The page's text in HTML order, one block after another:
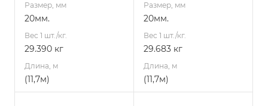
Размер, мм
20мм.
Вес 1 шт./кг.
29.390 кг
Длина, м
(11,7м)
Размер, мм
20мм.
Вес 1 шт./кг.
29.683 кг
Длина, м
(11,7м)